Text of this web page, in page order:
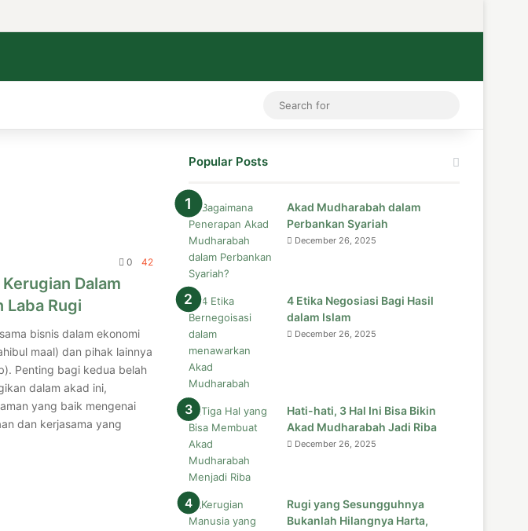
WhatsApp
for
0 42
Dalam
Laba Rugi
bisnis dalam ekonomi
maal) dan pihak lainnya
Penting bagi kedua belah
dalam akad ini,
yang baik mengenai
dan kerjasama yang
Popular Posts
Akad Mudharabah dalam
Perbankan Syariah
December 26, 2025
4 Etika Negosiasi Bagi Hasil
dalam Islam
December 26, 2025
Hati-hati, 3 Hal Ini Bisa Bikin
Akad Mudharabah Jadi Riba
December 26, 2025
Rugi yang Sesungguhnya
Bukanlah Hilangnya Harta,